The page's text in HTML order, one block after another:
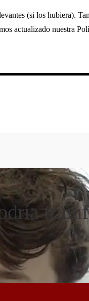
(si los hubiera).
actualizado nuestra